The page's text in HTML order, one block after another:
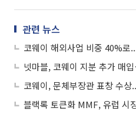
관련 뉴스
넷마블, 코웨이 지분 추가 매
블랙록 토큰화 MMF, 유럽 시